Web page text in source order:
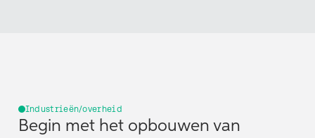
Industrieën/overheid
Begin met het opbouwen van